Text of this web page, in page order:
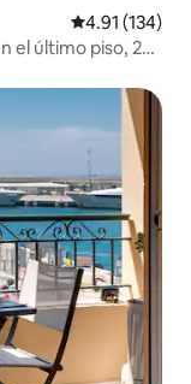
Calificación
4.91 (134)
el último piso, 2